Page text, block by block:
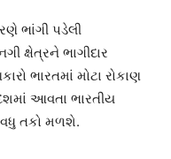
ભાંગી પડેલી
ક્ષેત્રને ભાગીદાર
ભારતમાં મોટા રોકાણ
આવતા ભારતીય
તકો મળશે.